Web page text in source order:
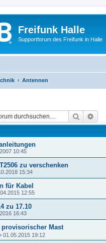
Freifunk Halle
Supportforum des Freifunk in Halle
Antennen
Suche
10:45
zu verschenken
15:34
für Kabel
12:55
zu 17.10
16:43
Mast
01.05.2015 19:12